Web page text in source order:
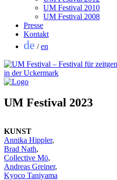
UM Festival 2010
UM Festival 2008
Presse
Kontakt
de /en
UM Festival 2023
KUNST
Annika Hippler,
Brad Nath,
Collective Mö,
Andreas Greiner,
Kyoco Taniyama